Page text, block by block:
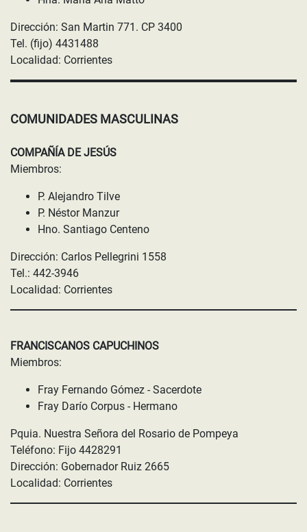
Dirección: San Martin 771. CP 3400
Tel. (fijo) 4431488
Localidad: Corrientes
COMUNIDADES MASCULINAS
COMPAÑÍA DE JESÚS
Miembros:
P. Alejandro Tilve
P. Néstor Manzur
Hno. Santiago Centeno
Dirección: Carlos Pellegrini 1558
Tel.: 442-3946
Localidad: Corrientes
FRANCISCANOS CAPUCHINOS
Miembros:
Fray Fernando Gómez - Sacerdote
Fray Darío Corpus - Hermano
Pquia. Nuestra Señora del Rosario de Pompeya
Teléfono: Fijo 4428291
Dirección: Gobernador Ruiz 2665
Localidad: Corrientes